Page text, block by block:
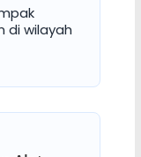
di wilayah